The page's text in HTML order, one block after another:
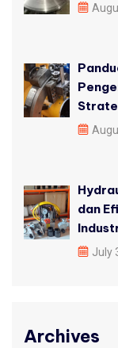
dan
July
Archives